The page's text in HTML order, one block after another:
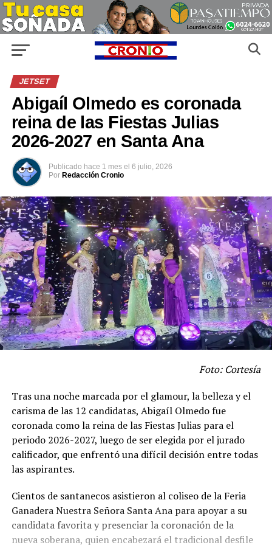
JETSET
Abigaíl Olmedo es coronada
reina de las Fiestas Julias
2026-2027 en Santa Ana
Publicado hace 1 mes el 6 julio, 2026
Por Redacción Cronio
Foto: Cortesía
Tras una noche marcada por el glamour, la belleza y el
carisma de las 12 candidatas, Abigaíl Olmedo fue
coronada como la reina de las Fiestas Julias para el
periodo 2026-2027, luego de ser elegida por el jurado
calificador, que enfrentó una difícil decisión entre todas
las aspirantes.
Cientos de santanecos asistieron al coliseo de la Feria
Ganadera Nuestra Señora Santa Ana para apoyar a su
candidata favorita y presenciar la coronación de la
nueva soberana, quien encabezará el tradicional desfile